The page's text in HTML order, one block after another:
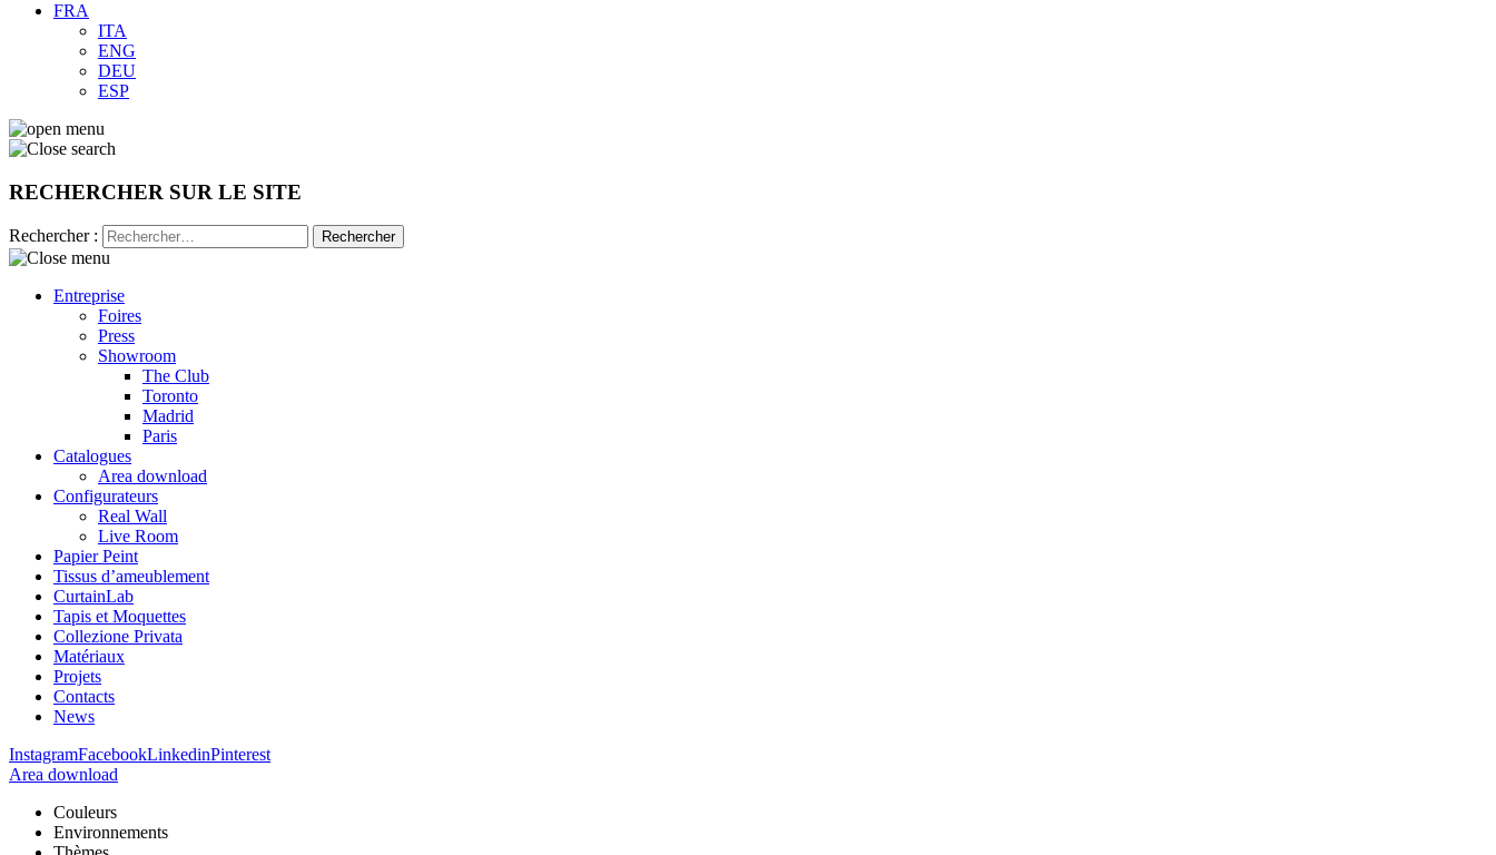
FRA
ITA
ENG
DEU
ESP
RECHERCHER SUR LE SITE
Rechercher :
Entreprise
Foires
Press
Showroom
The Club
Toronto
Madrid
Paris
Catalogues
Area download
Configurateurs
Real Wall
Live Room
Papier Peint
Tissus d’ameublement
CurtainLab
Tapis et Moquettes
Collezione Privata
Matériaux
Projets
Contacts
News
InstagramFacebookLinkedinPinterest
Area download
Couleurs
Environnements